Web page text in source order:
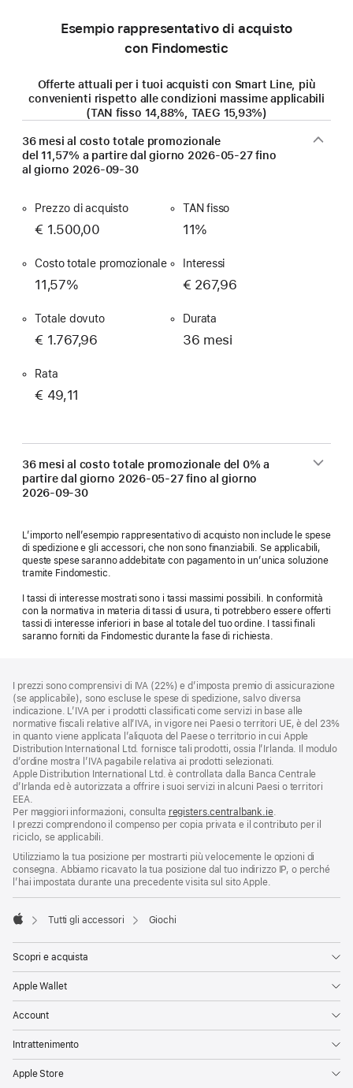
Esempio rappresentativo di acquisto
con Findomestic
Offerte attuali per i tuoi acquisti con Smart Line, più
convenienti rispetto alle condizioni massime applicabili
(TAN fisso 14,88%, TAEG 15,93%)
36 mesi al costo totale promozionale
del 11,57% a partire dal giorno 2026-05-27fino
al giorno 2026-09-30
Prezzo di acquisto
€ 1.500,00
TAN fisso
11%
Costo totale promozionale
11,57%
Interessi
€ 267,96
Totale dovuto
€ 1.767,96
Durata
36 mesi
Rata
€ 49,11
36 mesi al costo totale promozionale del 0% a
partire dal giorno 2026-05-27fino al giorno
2026-09-30
L’importo nell’esempio rappresentativo di acquisto non include le spese
di spedizione e gli accessori, che non sono finanziabili. Se applicabili,
queste spese saranno addebitate con pagamento in un’unica soluzione
tramite Findomestic.
I tassi di interesse mostrati sono i tassi massimi possibili. In conformità
con la normativa in materia di tassi di usura, ti potrebbero essere offerti
tassi di interesse inferiori in base al totale del tuo ordine. I tassi finali
saranno forniti da Findomestic durante la fase di richiesta.
di
pagina
a
piè
di
pagina
I prezzi sono comprensivi di IVA (22%) e d’imposta premio di assicurazione
(se applicabile), sono escluse le spese di spedizione, salvo diversa
indicazione. L’IVA per i prodotti classificati come servizi in base alle
normative fiscali relative all’IVA, in vigore nei Paesi o territori UE, è del 23%
in quanto viene applicata l’aliquota del Paese o territorio in cui Apple
Distribution International Ltd. fornisce tali prodotti, ossia l’Irlanda. Il modulo
d’ordine mostra l’IVA pagabile relativa ai prodotti selezionati.
Apple Distribution International Ltd. è controllata dalla Banca Centrale
d’Irlanda ed è autorizzata a offrire i suoi servizi in alcuni Paesi o territori
EEA.
Per maggiori informazioni, consulta registers.centralbank.ie.
I prezzi comprendono il compenso per copia privata e il contributo per il
riciclo, se applicabili.
Utilizziamo la tua posizione per mostrarti più velocemente le opzioni di
consegna. Abbiamo ricavato la tua posizione dal tuo indirizzo IP, o perché
l’hai impostata durante una precedente visita sul sito Apple.
Tutti gli accessori Giochi
Scopri e acquista
Apple Wallet
Account
Intrattenimento
Apple Store